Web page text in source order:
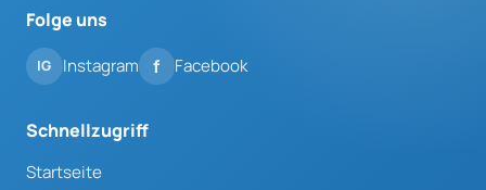
Folge uns
Instagram Facebook
Schnellzugriff
Startseite